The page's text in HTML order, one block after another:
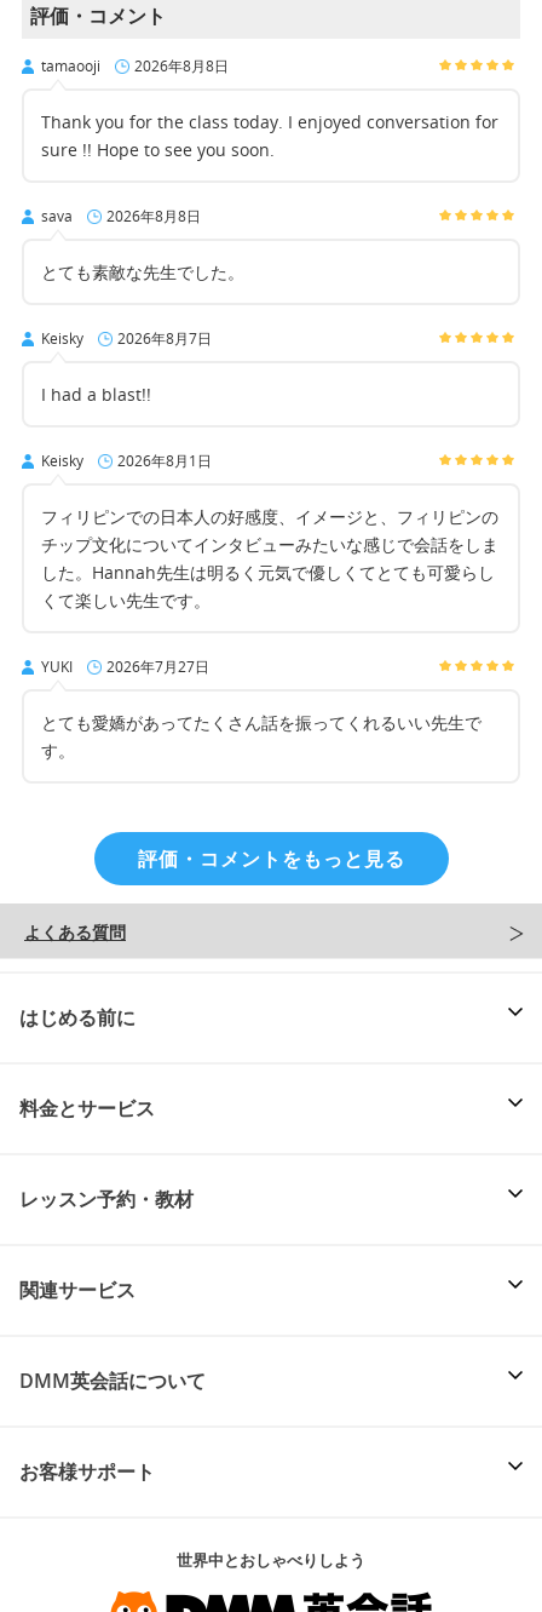
評価・コメント
tamaooji 2026年8月8日
Thank you for the class today. I enjoyed conversation for
sure !! Hope to see you soon.
sava 2026年8月8日
とても素敵な先生でした。
Keisky 2026年8月7日
I had a blast!!
Keisky 2026年8月1日
フィリピンでの日本人の好感度、イメージと、フィリピンの
チップ文化についてインタビューみたいな感じで会話をしま
した。Hannah先生は明るく元気で優しくてとても可愛らし
くて楽しい先生です。
YUKI 2026年7月27日
とても愛嬌があってたくさん話を振ってくれるいい先生で
す。
評価・コメントをもっと見る
よくある質問
はじめる前に
料金とサービス
レッスン予約・教材
関連サービス
DMM英会話について
お客様サポート
世界中とおしゃべりしよう